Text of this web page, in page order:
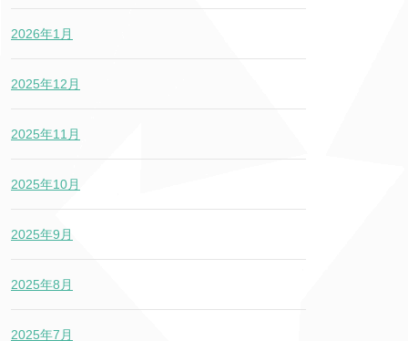
2026年1月
2025年12月
2025年11月
2025年10月
2025年9月
2025年8月
2025年7月